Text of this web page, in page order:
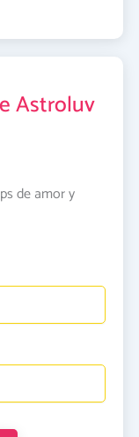
Astroluv
de amor y